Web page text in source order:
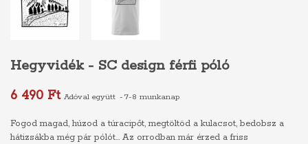
Hegyvidék - SC design férfi póló
6 490 Ft Adóval együtt 7-8 munkanap
Fogod magad, húzod a túracipőt, megtöltöd a kulacsot, bedobsz a
hátizsákba még pár pólót... Az orrodban már érzed a friss